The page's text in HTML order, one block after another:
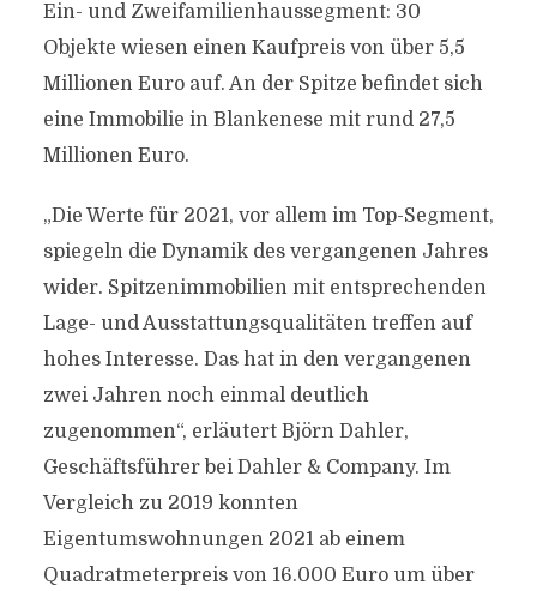
Ein- und Zweifamilienhaussegment: 30
Objekte wiesen einen Kaufpreis von über 5,5
Millionen Euro auf. An der Spitze befindet sich
eine Immobilie in Blankenese mit rund 27,5
Millionen Euro.
„Die Werte für 2021, vor allem im Top-Segment,
spiegeln die Dynamik des vergangenen Jahres
wider. Spitzenimmobilien mit entsprechenden
Lage- und Ausstattungsqualitäten treffen auf
hohes Interesse. Das hat in den vergangenen
zwei Jahren noch einmal deutlich
zugenommen“, erläutert Björn Dahler,
Geschäftsführer bei Dahler & Company. Im
Vergleich zu 2019 konnten
Eigentumswohnungen 2021 ab einem
Quadratmeterpreis von 16.000 Euro um über